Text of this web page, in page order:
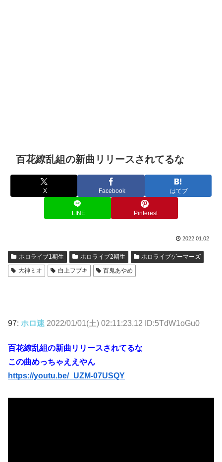
百花繚乱組の新曲リリースされてるな
X Facebook はてブ
LINE Pinterest
2022.01.02
ホロライブ1期生 ホロライブ2期生
ホロライブゲーマーズ
大神ミオ
白上フブキ 百鬼あやめ
97: ホロ速 2022/01/01(土) 02:11:23.12 ID:5TdW1oGu0
百花繚乱組の新曲リリースされてるな
この曲めっちゃええやん
https://youtu.be/_UZM-07USQY